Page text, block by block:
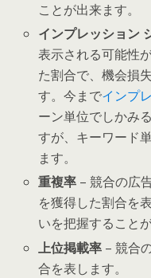
ことが出来ます。
インプレッション
表示される可能性
た割合で、機会損
す。今までインプ
ーン単位でしかみ
すが、キーワード
ます。
重複率 – 競合の広
を獲得した割合を
いを把握すること
上位掲載率 – 競合
合を表します。